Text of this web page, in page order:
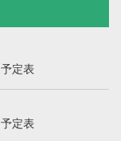
定表
定表